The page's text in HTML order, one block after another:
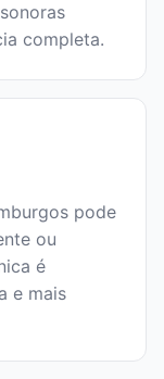
completa.
pode
ou
é
e mais